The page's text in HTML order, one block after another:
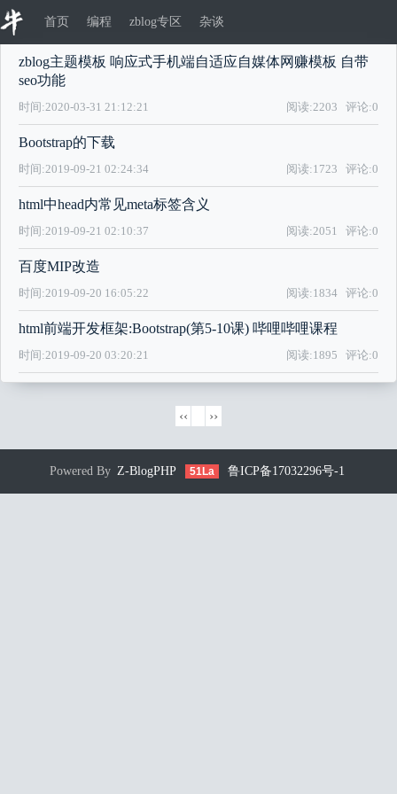
首页 编程 zblog专区 杂谈
zblog主题模板 响应式手机端自适应自媒体网赚模板 自带
seo功能
时间:2020-03-31 21:12:21 评论:0
阅读:2203
Bootstrap的下载
时间:2019-09-21 02:24:34 评论:0
阅读:1723
html中head内常见meta标签含义
时间:2019-09-21 02:10:37 评论:0
阅读:2051
百度MIP改造
时间:2019-09-20 16:05:22 评论:0
阅读:1834
html前端开发框架:Bootstrap(第5-10课) 哔哩哔哩课程
时间:2019-09-20 03:20:21 评论:0
阅读:1895
‹‹ ››
Powered By Z-BlogPHP 51La 鲁ICP备17032296号-1